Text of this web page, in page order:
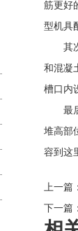
筋更好
型机具
其次
和混凝
槽口内
最后
堆高部
容到这
上一篇：
下一篇：